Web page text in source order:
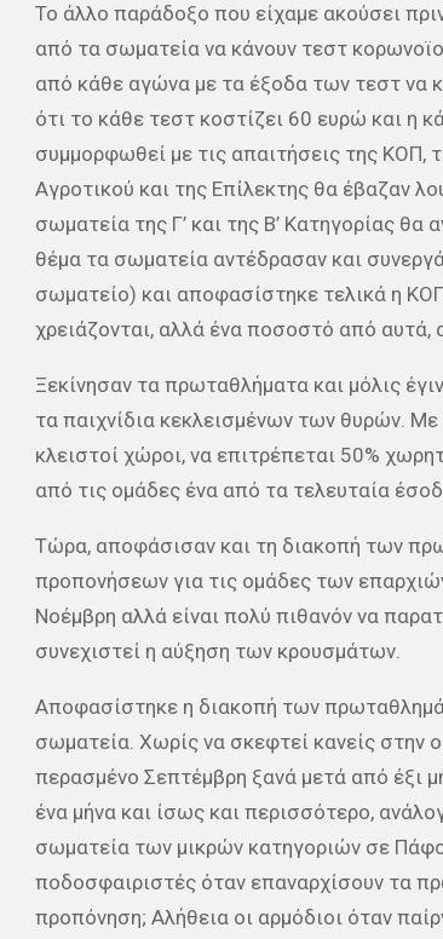
Το άλλο παράδοξο που είχαμε ακούσει
από τα σωματεία να κάνουν τεστ
από κάθε αγώνα με τα έξοδα των τεστ να
ότι το κάθε τεστ κοστίζει 60 ευρώ και η
συμμορφωθεί με τις απαιτήσεις της ΚΟΠ,
Αγροτικού και της Επίλεκτης θα έβαζαν
σωματεία της Γ’ και της Β’ Κατηγορίας
θέμα τα σωματεία αντέδρασαν και
σωματείο) και αποφασίστηκε τελικά η
χρειάζονται, αλλά ένα ποσοστό από αυτά,
Ξεκίνησαν τα πρωταθλήματα και μόλις
τα παιχνίδια κεκλεισμένων των θυρών. Με
κλειστοί χώροι, να επιτρέπεται 50%
από τις ομάδες ένα από τα τελευταία
Τώρα, αποφάσισαν και τη διακοπή των
προπονήσεων για τις ομάδες των
Νοέμβρη αλλά είναι πολύ πιθανόν να
συνεχιστεί η αύξηση των κρουσμάτων.
Αποφασίστηκε η διακοπή των
σωματεία. Χωρίς να σκεφτεί κανείς στην
περασμένο Σεπτέμβρη ξανά μετά από έξι
ένα μήνα και ίσως και περισσότερο,
σωματεία των μικρών κατηγοριών σε
ποδοσφαιριστές όταν επαναρχίσουν τα
προπόνηση; Αλήθεια οι αρμόδιοι όταν